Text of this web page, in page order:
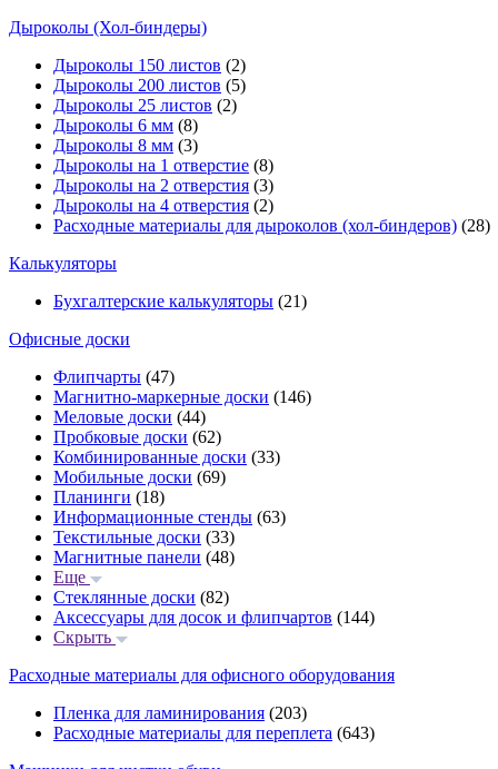
Дыроколы (Хол-биндеры)
Дыроколы 150 листов (2)
Дыроколы 200 листов (5)
Дыроколы 25 листов (2)
Дыроколы 6 мм (8)
Дыроколы 8 мм (3)
Дыроколы на 1 отверстие (8)
Дыроколы на 2 отверстия (3)
Дыроколы на 4 отверстия (2)
Расходные материалы для дыроколов (хол-биндеров) (28)
Калькуляторы
Бухгалтерские калькуляторы (21)
Офисные доски
Флипчарты (47)
Магнитно-маркерные доски (146)
Меловые доски (44)
Пробковые доски (62)
Комбинированные доски (33)
Мобильные доски (69)
Планинги (18)
Информационные стенды (63)
Текстильные доски (33)
Магнитные панели (48)
Еще
Стеклянные доски (82)
Аксессуары для досок и флипчартов (144)
Скрыть
Расходные материалы для офисного оборудования
Пленка для ламинирования (203)
Расходные материалы для переплета (643)